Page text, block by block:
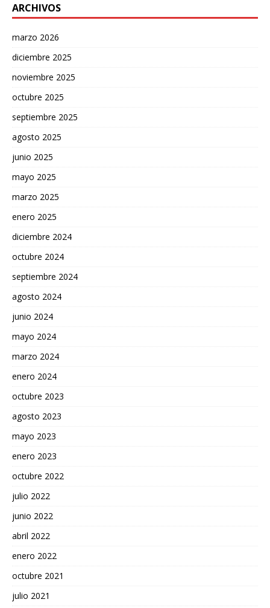
ARCHIVOS
marzo 2026
diciembre 2025
noviembre 2025
octubre 2025
septiembre 2025
agosto 2025
junio 2025
mayo 2025
marzo 2025
enero 2025
diciembre 2024
octubre 2024
septiembre 2024
agosto 2024
junio 2024
mayo 2024
marzo 2024
enero 2024
octubre 2023
agosto 2023
mayo 2023
enero 2023
octubre 2022
julio 2022
junio 2022
abril 2022
enero 2022
octubre 2021
julio 2021